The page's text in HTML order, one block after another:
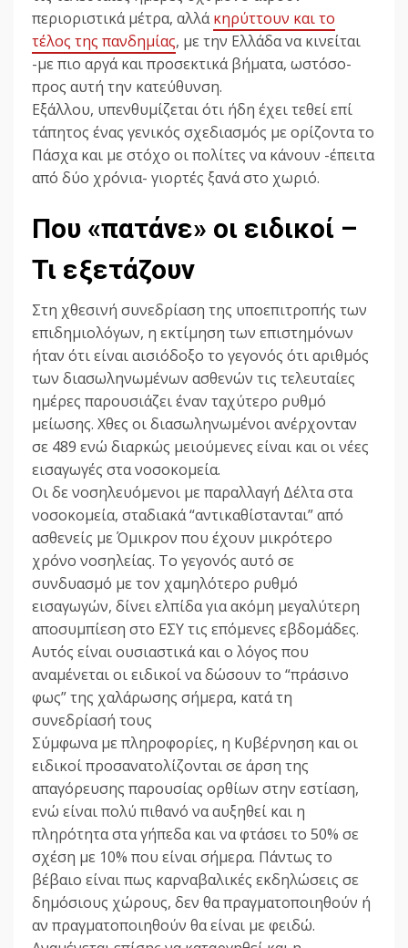
περιοριστικά μέτρα, αλλάκηρύττουν και το
τέλος της πανδημίας, με την Ελλάδα να κινείται
-με πιο αργά και προσεκτικά βήματα, ωστόσο-
προς αυτή την κατεύθυνση.
Εξάλλου, υπενθυμίζεται ότι ήδη έχει τεθεί επί
τάπητος ένας γενικός σχεδιασμός με ορίζοντα το
Πάσχα και με στόχο οι πολίτες να κάνουν -έπειτα
από δύο χρόνια- γιορτές ξανά στο χωριό.
Που «πατάνε» οι ειδικοί –
Τι εξετάζουν
Στη χθεσινή συνεδρίαση της υποεπιτροπής των
επιδημιολόγων, η εκτίμηση των επιστημόνων
ήταν ότι είναι αισιόδοξο το γεγονός ότι αριθμός
των διασωληνωμένων ασθενών τις τελευταίες
ημέρες παρουσιάζει έναν ταχύτερο ρυθμό
μείωσης. Χθες οι διασωληνωμένοι ανέρχονταν
σε 489 ενώ διαρκώς μειούμενες είναι και οι νέες
εισαγωγές στα νοσοκομεία.
Οι δε νοσηλευόμενοι με παραλλαγή Δέλτα στα
νοσοκομεία, σταδιακά “αντικαθίστανται” από
ασθενείς με Όμικρον που έχουν μικρότερο
χρόνο νοσηλείας. Το γεγονός αυτό σε
συνδυασμό με τον χαμηλότερο ρυθμό
εισαγωγών, δίνει ελπίδα για ακόμη μεγαλύτερη
αποσυμπίεση στο ΕΣΥ τις επόμενες εβδομάδες.
Αυτός είναι ουσιαστικά και ο λόγος που
αναμένεται οι ειδικοί να δώσουν το “πράσινο
φως” της χαλάρωσης σήμερα, κατά τη
συνεδρίασή τους
Σύμφωνα με πληροφορίες, η Κυβέρνηση και οι
ειδικοί προσανατολίζονται σε άρση της
απαγόρευσης παρουσίας ορθίων στην εστίαση,
ενώ είναι πολύ πιθανό να αυξηθεί και η
πληρότητα στα γήπεδα και να φτάσει το 50% σε
σχέση με 10% που είναι σήμερα. Πάντως το
βέβαιο είναι πως καρναβαλικές εκδηλώσεις σε
δημόσιους χώρους, δεν θα πραγματοποιηθούν ή
αν πραγματοποιηθούν θα είναι με φειδώ.